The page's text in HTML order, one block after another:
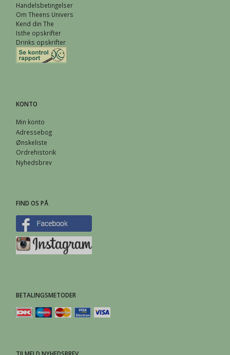
Handelsbetingelser
Om Theens Univers
Kend din The
Isthe opskrifter
Drinks opskrifter
KONTO
Min konto
Adressebog
Ønskeliste
Ordrehistorik
Nyhedsbrev
FIND OS PÅ
BETALINGSMETODER